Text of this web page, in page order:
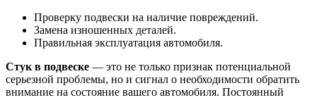
Проверку подвески на наличие повреждений.
Замена изношенных деталей.
Правильная эксплуатация автомобиля.
Стук в подвеске — это не только признак потенциальной
серьезной проблемы, но и сигнал о необходимости обратить
внимание на состояние вашего автомобиля. Постоянный